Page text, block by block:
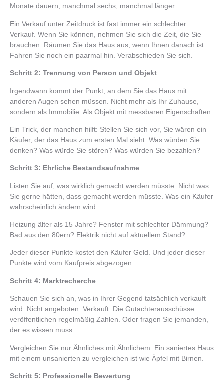
Monate dauern, manchmal sechs, manchmal länger.
Ein Verkauf unter Zeitdruck ist fast immer ein schlechter
Verkauf. Wenn Sie können, nehmen Sie sich die Zeit, die Sie
brauchen. Räumen Sie das Haus aus, wenn Ihnen danach ist.
Fahren Sie noch ein paarmal hin. Verabschieden Sie sich.
Schritt 2: Trennung von Person und Objekt
Irgendwann kommt der Punkt, an dem Sie das Haus mit
anderen Augen sehen müssen. Nicht mehr als Ihr Zuhause,
sondern als Immobilie. Als Objekt mit messbaren Eigenschaften.
Ein Trick, der manchen hilft: Stellen Sie sich vor, Sie wären ein
Käufer, der das Haus zum ersten Mal sieht. Was würden Sie
denken? Was würde Sie stören? Was würden Sie bezahlen?
Schritt 3: Ehrliche Bestandsaufnahme
Listen Sie auf, was wirklich gemacht werden müsste. Nicht was
Sie gerne hätten, dass gemacht werden müsste. Was ein Käufer
wahrscheinlich ändern wird.
Heizung älter als 15 Jahre? Fenster mit schlechter Dämmung?
Bad aus den 80ern? Elektrik nicht auf aktuellem Stand?
Jeder dieser Punkte kostet den Käufer Geld. Und jeder dieser
Punkte wird vom Kaufpreis abgezogen.
Schritt 4: Marktrecherche
Schauen Sie sich an, was in Ihrer Gegend tatsächlich verkauft
wird. Nicht angeboten. Verkauft. Die Gutachterausschüsse
veröffentlichen regelmäßig Zahlen. Oder fragen Sie jemanden,
der es wissen muss.
Vergleichen Sie nur Ähnliches mit Ähnlichem. Ein saniertes Haus
mit einem unsanierten zu vergleichen ist wie Äpfel mit Birnen.
Schritt 5: Professionelle Bewertung